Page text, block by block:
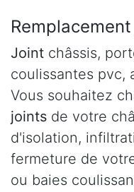
Joint châssis,
coulissantes pvc,
Vous souhaitez
joints de votre
d'isolation,
fermeture de
ou baies